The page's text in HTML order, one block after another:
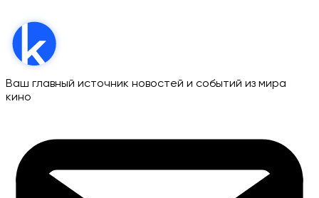
Ваш главный источник новостей и событий из мира
кино